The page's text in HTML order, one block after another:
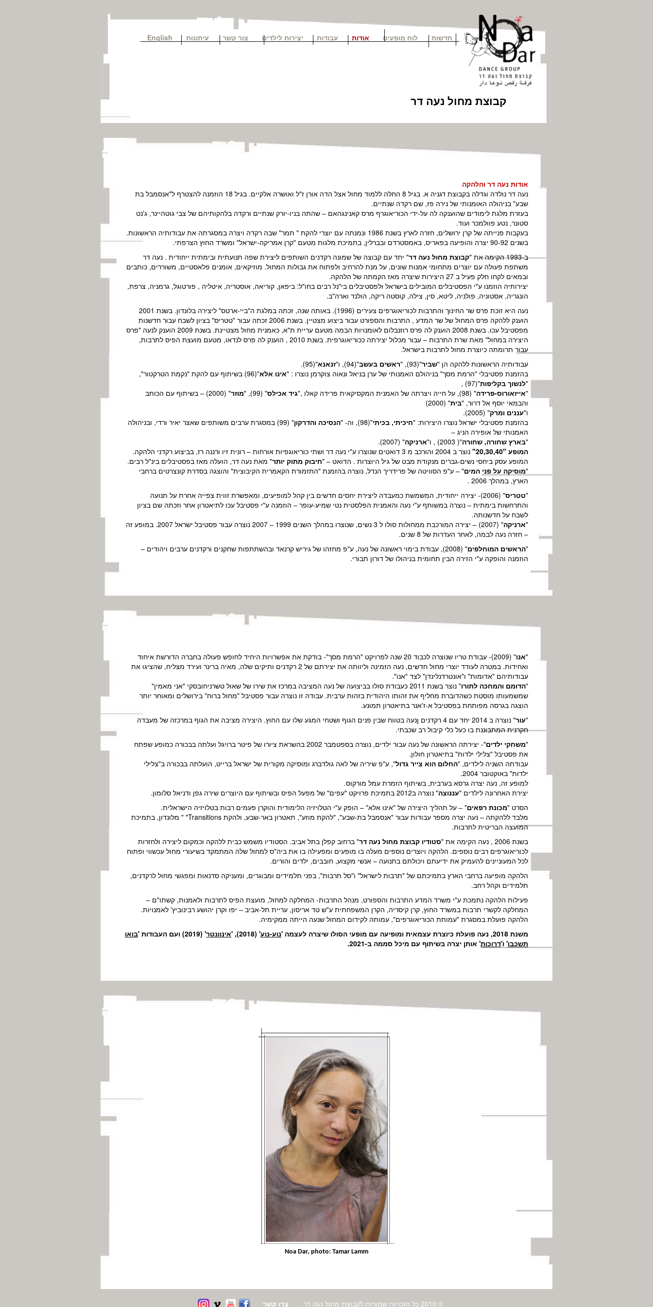
חדשות לוח מופעים אודות עבודות יצירות לילדים צור קשר עיתונות English
קבוצת מחול נעה דר
אודות נעה דר והלהקה
נעה דר נולדה וגדלה בקבוצת דגניה א. בגיל 8 החלה ללמוד מחול אצל הדה אורן ז"ל ואושרה אלקיים. בגיל 18 הוזמנה להצטרף ל"אנסמבל בת
שבע" בניהולה האומנותי של נירה פז, שם רקדה שנתיים.
בעזרת מלגת לימודים שהוענקה לה על-ידי הכוריאוגרף מרס קאנינגהאם – שהתה בניו-יורק שנתיים ורקדה בלהקותיהם של צבי גוטהיינר, ג'נט
סטונר, נטע פוולמכר ועוד.
בעקבות פנייתה של קרן ירושלים, חזרה לארץ בשנת 1986 ונמנתה עם יוצרי להקת " תמר" שבה רקדה ויצרה במסגרתה את עבודותיה הראשונות.
בשנים 90-92 יצרה והופיעה בפאריס, באמסטרדם ובברלין, בתמיכת מלגות מטעם "קרן אמריקה-ישראל" ומשרד החוץ הצרפתי.
ב-1993 הקימה את "
קבוצת מחול נעה דר" יחד עם קבוצה של שמונה רקדנים השותפים ליצירת שפה תנועתית ובימתית ייחודית . נעה דר
משתפת פעולה עם יוצרים מתחומי אמנות שונים, על מנת להרחיב ולפתוח את גבולות המחול. מוזיקאים, אומנים פלאסטיים, משוררים, כותבים
ובמאים לקחו חלק פעיל ב 27 היצירות שיצרה מאז הקמתה של הלהקה.
יצירותיה הוזמנו ע"י הפסטיבלים המובילים בישראל ולפסטיבלים בי"נל רבים בחו"ל: ביפאן, קוריאה, אוסטריה, איטליה , פורטוגל, גרמניה, צרפת,
הונגריה, אסטוניה, פולניה, ליטא, סין, צילה, קוסטה ריקה, הולנד וארה"ב.
נעה היא זוכת פרס שר החינוך והתרבות לכוריאוגרפים צעירים (1996). באותה שנה, זכתה במלגת ה"ביי-ארטס" ליצירה בלונדון. בשנת 2001
הוענק ללהקה פרס המחול של שר המדע , התרבות והספורט עבור ביצוע מצטיין. בשנת 2006 זכתה עבור "טטריס" בציון לשבח עבור חדשנות
מפסטיבל עכו. בשנת 2008 הוענק לה פרס רוזנבלום לאומנויות הבמה מטעם עריית ת"א, כאמנית מחול מצטיינת. בשנת 2009 הוענק לנעה "פרס
היצירה במחול" מאת שרת התרבות – עבור מכלול יצירתה ככוריאוגרפית. בשנת 2010 , הוענק לה פרס לנדאו, מטעם מועצת הפיס לתרבות,
עבור תרומתה כיוצרת מחול לתרבות בישראל.
עבודותיה הראשונות ללהקה הן "שביר"(93), " ראשים בעשב"(94), ו" זנאנא"(95).
בהזמנת פסטיבלי "הרמת מסך" בניהולם האמנותי של ערן בניאל ונאוה צוקרמן נוצרו : "אינו אלא
"(96) בשיתוף עם להקת "נקמת הטרקטור",
"לנשוך בקליפות"(97) ,
"אייזאורוס-פרידה" (98), על חייה ויצרתה של האמנית המקסיקאית פרידה קאלו ," גיד אכילס" (99), " מוזר
" (2000) – בשיתוף עם הכותב
והבמאי יוסף אל דרור, "בית" (2000)
ו"עננים ומרק" (2005).
בהזמנת פסטיבלי ישראל נוצרו היצירות: "חיכיתי, בכיתי"(98), וה- " הנסיכה והדרקון
" (99) במסגרת ערבים משותפים שאצר יאיר ורדי, ובניהולה
האמנותי של אופירה הניג –
"בארץ שחורה, שחורה"( 2003) , ו" ארניקה" (2007).
המופע "20,30,40"
נוצר ב 2004 והורכב מ 3 דואטים שנוצרו ע"י נעה דר ושתי כוריאוגפיות אורחות – רונית זיו ורננה רז, בביצוע רקדני הלהקה.
המופע עסק ביחסי נשים-גברים מנקודת מבט של גיל היוצרות . הדואט – "חיבוק מתוק יותר" מאת נעה דר, הועלה מאז בפסטיבלים בינ"ל רבים.
"מוסיקה על פני המים" – ע"פ הסוויטה של פרידריך הנדל, נוצרה בהזמנת "התזמורת הקאמרית הקיבוצית" והוצגה בסדרת קונצרטים ברחבי
הארץ, במהלך 2006 .
"טטריס
" (2006)- יצירה ייחודית, המשמשת כמעבדה ליצירת יחסים חדשים בין קהל למופיעים, ומאפשרת זווית צפייה אחרת על תנועה
והתרחשות בימתית – נוצרה במשותף ע"י נעה והאמנית הפלסטית נטי שמיע-עופר – הוזמנה ע"י פסטיבל עכו לתיאטרון אחר וזכתה שם בציון
לשבח על חדשנותה.
"ארניקה
" (2007) – יצירה המורכבת ממחולות סולו ל 3 נשים, שנוצרו במהלך השנים 1999 – 2007 נוצרה עבור פסטיבל ישראל 2007. במופע זה
– חזרה נעה לבמה, לאחר העדרות של 8 שנים.
"הראשים המוחלפים
" (2008), עבודת בימוי ראשונה של נעה, ע"פ מחזהו של גיריש קרנאד ובהשתתפות שחקנים ורקדנים ערבים ויהודים –
הוזמנה והופקה ע"י הזירה הבין תחומית בניהולו של דורון תבורי.
"אנו
" (2009)- עבודת טריו שנוצרה לכבוד 20 שנה לפרויקט "הרמת מסך"- בודקת את אפשרויות היחיד לחופש פעולה בחברה הדורשת איחוד
ואחידות. במטרה לעודד יוצרי מחול חדשים, נעה הזמינה וליוותה את יצירתם של 2 רקדנים ותיקים שלה, מאיה ברינר ועירד מצליח, שהציגו את
עבודותיהם "אדומות" ו"אונטרדנלינדן" לצד "אנו".
"הדומם והמחכה לתורו
" נוצר בשנת 2011 כעבודת סולו בביצועה של נעה המציבה במרכז את שירו של שאול טשרניחובסקי "אני מאמין"
שמשמעותו מוסטת כשהדוברת מחליף את זהותו היהודית בזהות ערבית. עבודה זו נוצרה עבור פסטיבל "מחול ברוח" בירושלים ומאוחר יותר
הוצגה בגרסה מפותחת בפסטיבל א-ז'אנר בתיאטרון תמונע.
"עור
" נוצרה ב 2014 יחד עם 4 רקדנים ןנעה בטווח שבין פנים הגוף ושטחי המגע שלו עם החוץ. היצירה מציבה את הגוף במרכזה של מעבדה
חקרנית המתבוננת בו כעל כלי קיבול רב שכבתי.
"משחקי ילדים
"- יצירתה הראשונה של נעה עבור ילדים, נוצרה בספטמבר 2002 בהשראת ציורו של פיטר ברויגל ועלתה בבכורה כמופע שפתח
את פסטיבל "צלילי ילדות" בתיאטרון חולון.
עבודתה השניה לילדים, "החלום הוא צייר גדול", ע"פ שיריה של לאה גולדברג ומוסיקה מקורית של ישראל ברייט, הועלתה בבכורה ב"צלילי
ילדות" באוקטובר 2004.
למופע זה, נעה יצרה גרסא בערבית, בשיתוף הזמרת עמל מורקוס.
יצירת האחרונה לילדים "עננוצה" נוצרה ב2012 בתמיכת פרויקט "עפים" של מפעל הפיס ובשיתוף עם היוצרים שירה גפן ודניאל סלומון.
הסרט "מכונת רפאים" – על תהליך היצירה של "אינו אלא" – הופק ע"י הטלויזיה הלימודית והוקרן פעמים רבות בטלויזיה הישראלית.
מלבד ללהקתה – נעה יצרה מספר עבודות עבור "אנסמבל בת-שבע", "להקת מוזע", תאטרון באר-שבע, ולהקת Transitions" " מלונדון, בתמיכת
המועצה הבריטית לתרבות.
בשנת 2006 , נעה הקימה את "
סטודיו קבוצת מחול נעה דר" ברחוב קפלן בתל אביב. הסטודיו משמש כבית ללהקה וכמקום ליצירה ולחזרות
לכוריאוגרפים רבים נוספים. הלהקה ויוצרים נוספים מעלה בו מופעים ומפעילה בו את ביה"ס למחול שלה המתמקד בשיעורי מחול עכשווי ופתוח
לכל המעוניינים להעמיק את ידיעתם ויכולתם בתנועה – אנשי מקצוע, חובבים, ילדים והורים.
הלהקה מופיעה ברחבי הארץ בתמיכתם של "תרבות לישראל" ו"סל תרבות", בפני תלמידים ומבוגרים, ומעניקה סדנאות ומפגשי מחול לרקדנים,
תלמידים וקהל רחב.
פעילות הלהקה נתמכת ע"י משרד המדע התרבות והספורט, מנהל התרבות- המחלקה למחול, מועצת הפיס לתרבות ולאמנות, קשתו"ם –
המחלקה לקשרי תרבות במשרד החוץ, קרן קיסריה, הקרן המשפחתית ע"ש טד אריסון, עריית תל-אביב – יפו וקרן יהושע רבינוביץ' לאמנויות.
הלהקה פועלת במסגרת "עמותת הכוריאוגרפים", עמותה לקידום המחול שנעה הייתה ממקימיה.
משנת 2018, נעה פועלת כיוצרת עצמאית ומופיעה עם מופעי הסולו שיצרה לעצמה '
נוע-נוע' (2018), ' אינוונטר' (2019) ועם העבודות '
בואו
תשכבו' ו'דרוכות' אותן יצרה בשיתוף עם מיכל סממה ב-2021.
Noa Dar, photo: Tamar Lamm
© 2010 כל הזכויות שמורות לקבוצת מחול נעה דר. צרו קשר